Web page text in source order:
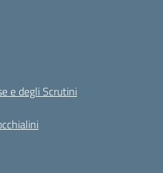
e degli Scrutini